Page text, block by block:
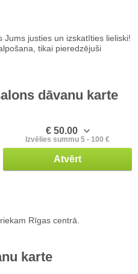
Jums justies un izskatīties lieliski!
tikai pieredzējuši
dāvanu karte
€ 50.00
Izvēlies summu 5 - 100 €
Atvērt
Rīgas centrā.
karte